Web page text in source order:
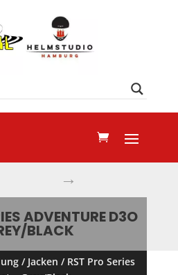
→
ADVENTURE D3O
BLACK
/ Jacken / RST Pro Series